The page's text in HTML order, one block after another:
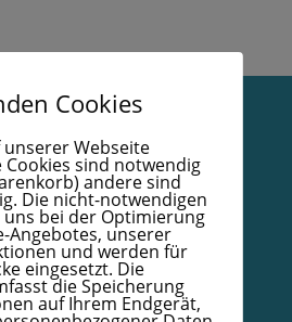
Cookies
Webseite
Cookies sind notwendig
andere sind
Die nicht-notwendigen
uns bei der Optimierung
Angebotes, unserer
und werden für
eingesetzt. Die
die Speicherung
auf Ihrem Endgerät,